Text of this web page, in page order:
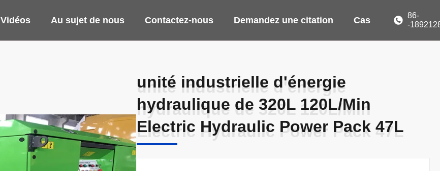
Vidéos Au sujet de nous Contactez-nous Demandez une citation Cas
86-
-
unité industrielle d'énergie
hydraulique de 320L 120L/Min
Electric Hydraulic Power Pack 47L
unité industrielle d'énergie
hydraulique de 320L 120L/Min
Electric Hydraulic Power Pack 47L